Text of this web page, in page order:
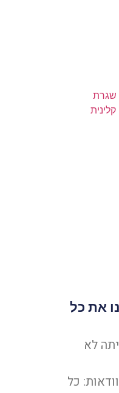
את כל
לא
כל